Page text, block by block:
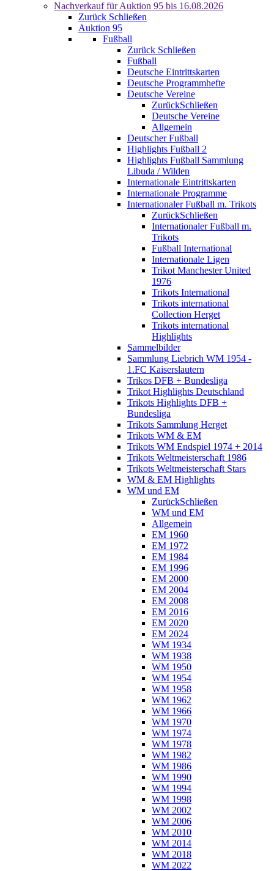
Nachverkauf für Auktion 95 bis 16.08.2026
Zurück Schließen
Auktion 95
Fußball
Zurück Schließen
Fußball
Deutsche Eintrittskarten
Deutsche Programmhefte
Deutsche Vereine
ZurückSchließen
Deutsche Vereine
Allgemein
Deutscher Fußball
Highlights Fußball 2
Highlights Fußball Sammlung
Libuda / Wilden
Internationale Eintrittskarten
Internationale Programme
Internationaler Fußball m. Trikots
ZurückSchließen
Internationaler Fußball m.
Trikots
Fußball International
Internationale Ligen
Trikot Manchester United
1976
Trikots International
Trikots international
Collection Herget
Trikots international
Highlights
Sammelbilder
Sammlung Liebrich WM 1954 -
1.FC Kaiserslautern
Trikos DFB + Bundesliga
Trikot Highlights Deutschland
Trikots Highlights DFB +
Bundesliga
Trikots Sammlung Herget
Trikots WM & EM
Trikots WM Endspiel 1974 + 2014
Trikots Weltmeisterschaft 1986
Trikots Weltmeisterschaft Stars
WM & EM Highlights
WM und EM
ZurückSchließen
WM und EM
Allgemein
EM 1960
EM 1972
EM 1984
EM 1996
EM 2000
EM 2004
EM 2008
EM 2016
EM 2020
EM 2024
WM 1934
WM 1938
WM 1950
WM 1954
WM 1958
WM 1962
WM 1966
WM 1970
WM 1974
WM 1978
WM 1982
WM 1986
WM 1990
WM 1994
WM 1998
WM 2002
WM 2006
WM 2010
WM 2014
WM 2018
WM 2022